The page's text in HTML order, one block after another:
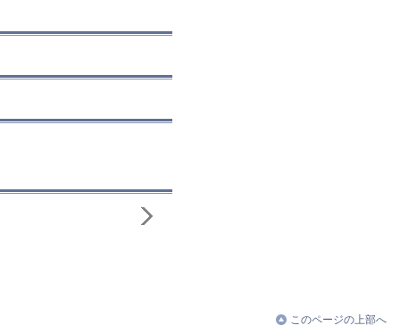
このページの上部へ